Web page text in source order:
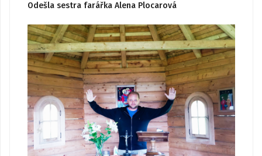
Odešla sestra farářka Alena Plocarová